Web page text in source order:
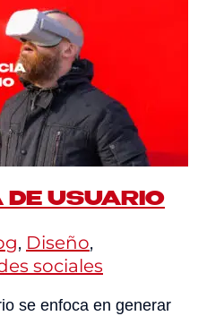
DE USUARIO
, Diseño,
sociales
se enfoca en generar